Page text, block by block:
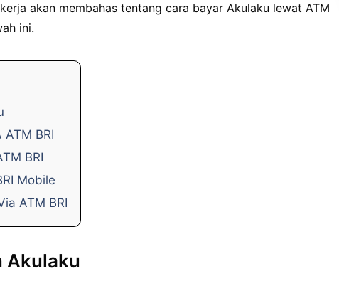
akan membahas tentang cara bayar Akulaku lewat ATM
ini.
BRI
BRI
Mobile
ATM BRI
Akulaku